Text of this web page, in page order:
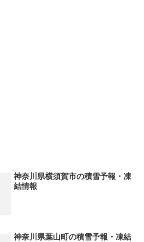
神奈川県横須賀市の積雪予報・凍
結情報
神奈川県葉山町の積雪予報・凍結